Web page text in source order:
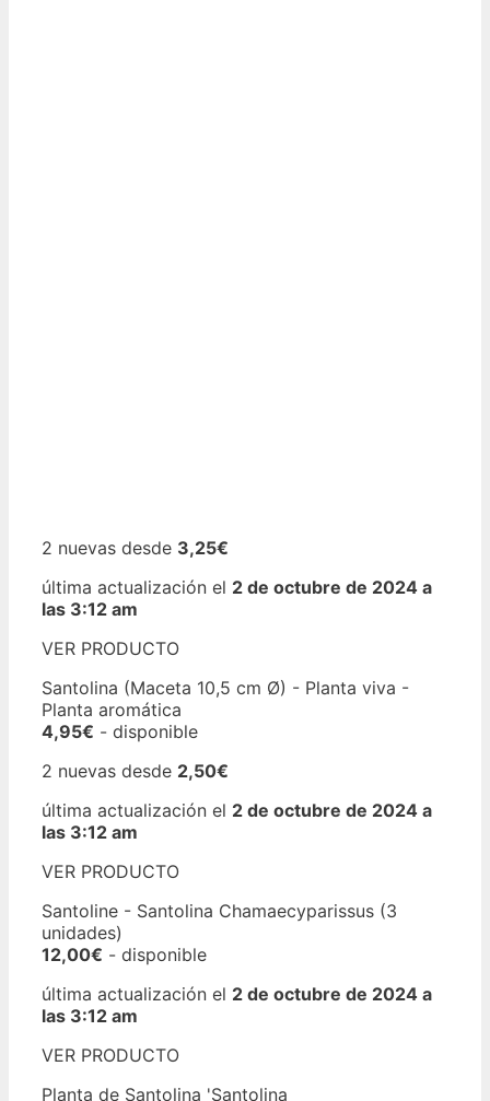
2 nuevas desde 3,25€
última actualización el 2 de octubre de 2024 a
las 3:12 am
VER PRODUCTO
Santolina (Maceta 10,5 cm Ø) - Planta viva -
Planta aromática
4,95€ - disponible
2 nuevas desde 2,50€
última actualización el 2 de octubre de 2024 a
las 3:12 am
VER PRODUCTO
Santoline - Santolina Chamaecyparissus (3
unidades)
12,00€ - disponible
última actualización el 2 de octubre de 2024 a
las 3:12 am
VER PRODUCTO
Planta de Santolina 'Santolina